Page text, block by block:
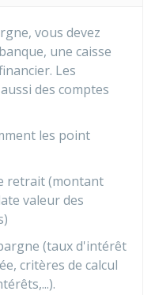
vous devez
une caisse
Les
des comptes
les point
retrait (montant
valeur des
(taux d'intérêt
critères de calcul